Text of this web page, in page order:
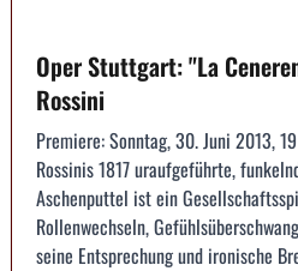
Oper Stuttgart: "La
Rossini
Premiere: Sonntag, 30. Juni 2013,
Rossinis 1817 uraufgeführte,
Aschenputtel ist ein
Rollenwechseln,
seine Entsprechung und ironische